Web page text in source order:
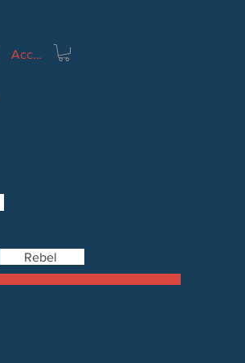
Accedi
Rebel